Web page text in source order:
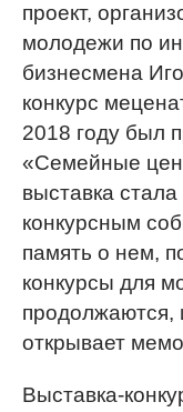
проект,
молодежи по
бизнесмена
конкурс
2018 году был
«Семейные
выставка
конкурсным
память о нем,
конкурсы для
продолжаются,
открывает
Выставка-